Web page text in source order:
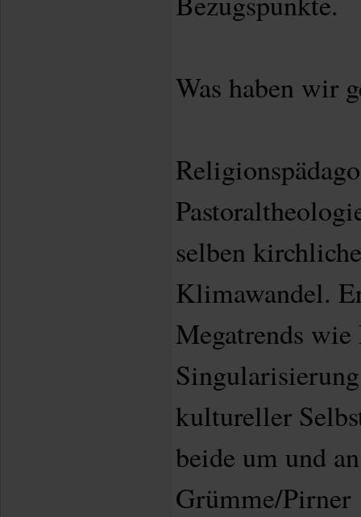
Was haben wir
selben
Klimawandel.
Megatrends
kultureller
beide um und
Grümme/Pirner